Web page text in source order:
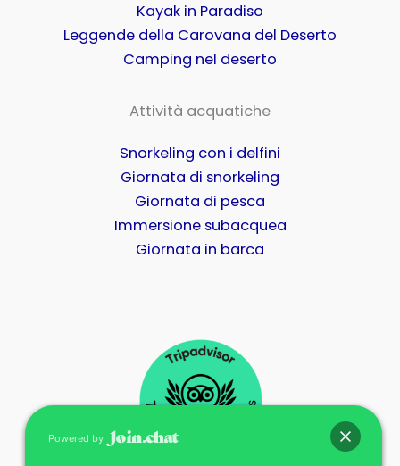
Kayak in Paradiso
Leggende della Carovana del Deserto
Camping nel deserto
Attività acquatiche
Snorkeling con i delfini
Giornata di snorkeling
Giornata di pesca
Immersione subacquea
Giornata in barca
Powered by